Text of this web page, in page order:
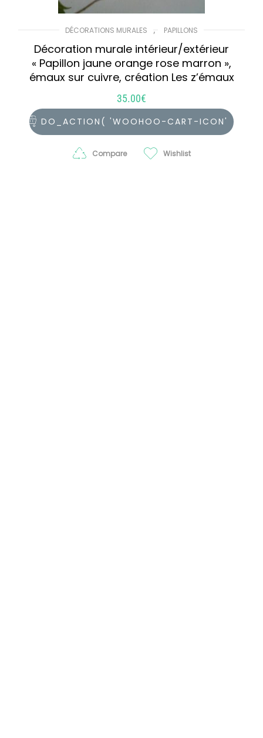
DÉCORATIONS MURALES , PAPILLONS
Décoration murale intérieur/extérieur
« Papillon jaune orange rose marron »,
émaux sur cuivre, création Les z’émaux
35.00€
DO_ACTION( 'WOOHOO-CART-ICON'
Compare Wishlist